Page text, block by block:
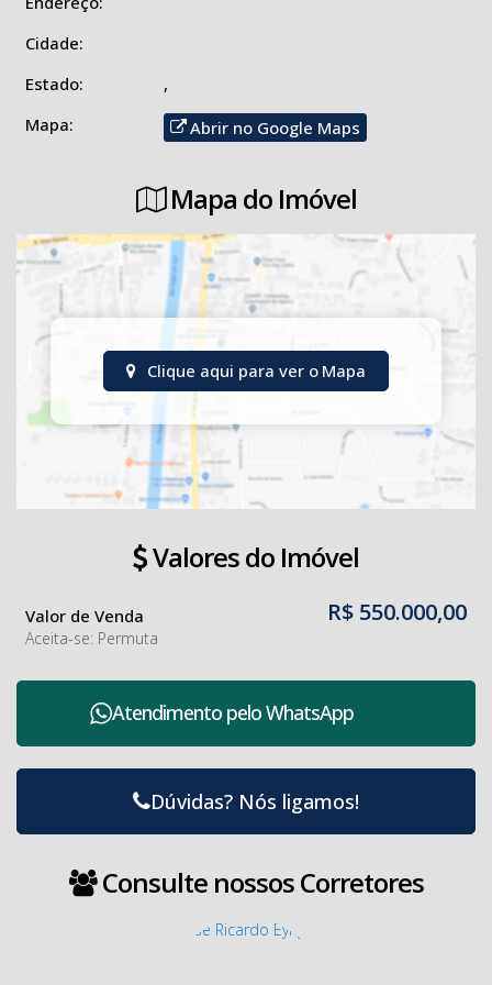
BANHEIRO SOCIAL
SALA DE ESTAR
Cidade:
Estado:
,
Mapa:
Abrir no Google Maps
Mapa do Imóvel
Clique aqui para ver o Mapa
Valores do Imóvel
R$ 550.000,00
Valor de Venda
Aceita-se: Permuta
Atendimento peloWhatsApp
Dúvidas? Nós ligamos!
Consulte nossos Corretores